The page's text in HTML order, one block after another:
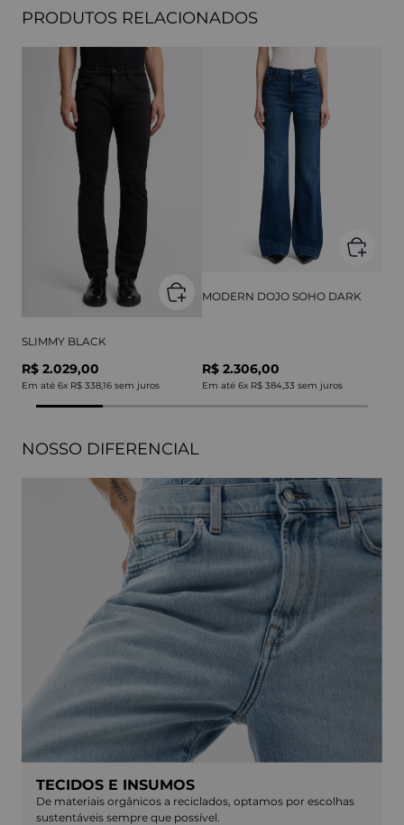
PRODUTOS RELACIONADOS
SLIMMY BLACK
R$ 2.029,00
Em até 6x R$ 338,16 sem juros
MODERN DOJO SOHO DARK
R$ 2.306,00
Em até 6x R$ 384,33 sem juros
NOSSO DIFERENCIAL
TECIDOS E INSUMOS
De materiais orgânicos a reciclados, optamos por escolhas
sustentáveis sempre que possível.